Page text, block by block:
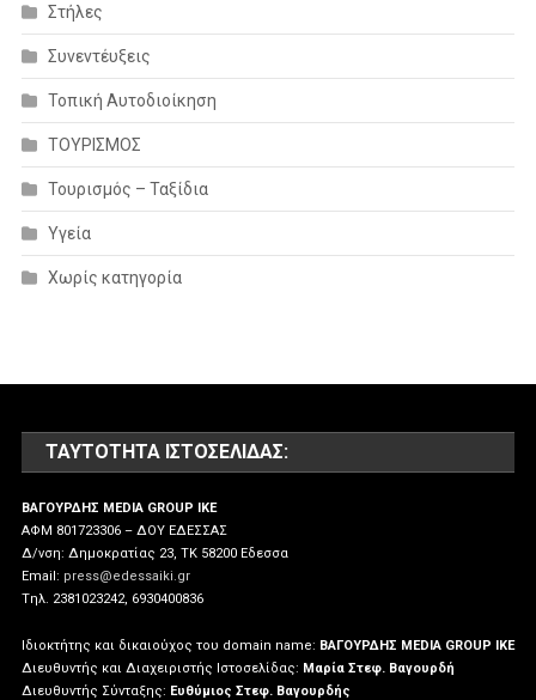
Στήλες
Συνεντέυξεις
Τοπική Αυτοδιοίκηση
ΤΟΥΡΙΣΜΟΣ
Τουρισμός – Ταξίδια
Υγεία
Χωρίς κατηγορία
ΤΑΥΤΌΤΗΤΑ ΙΣΤΟΣΕΛΊΔΑΣ:
ΒΑΓΟΥΡΔΗΣ MEDIA GROUP IKE
ΑΦΜ 801723306 – ΔΟΥ ΕΔΕΣΣΑΣ
Δ/νση: Δημοκρατίας 23, ΤΚ 58200 Εδεσσα
Email: press@edessaiki.gr
Tηλ. 2381023242, 6930400836
Ιδιοκτήτης και δικαιούχος του domain name: ΒΑΓΟΥΡΔΗΣ MEDIA GROUP IKE
Διευθυντής και Διαχειριστής Ιστοσελίδας: Μαρία Στεφ. Βαγουρδή
Διευθυντής Σύνταξης: Ευθύμιος Στεφ. Βαγουρδής